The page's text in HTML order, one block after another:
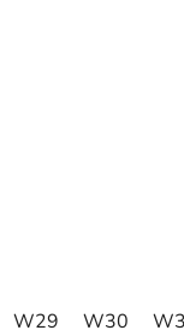
W29 W30